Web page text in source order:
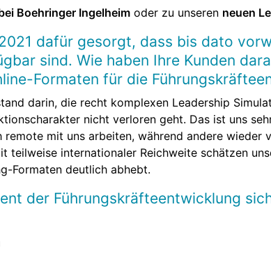
Boehringer Ingelheim oder zu unseren neuen
dafür gesorgt, dass bis dato
sind. Wie haben Ihre Kunden
Formaten für die
darin, die recht komplexen Leadership
nicht verloren geht. Das ist uns
mit uns arbeiten, während andere wieder
teilweise internationaler Reichweite schätzen
Formaten deutlich abhebt.
der Führungskräfteentwicklung